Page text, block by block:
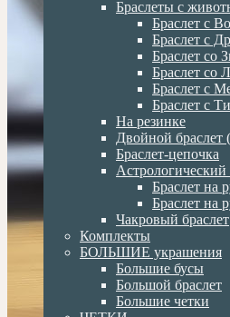
Браслеты с
Браслет с
Браслет с
Браслет со
Браслет со
Браслет с
Браслет с
На резинке
Двойной браслет
Браслет-цепочка
Астрологический
Браслет на
Браслет на
Чакровый браслет
Комплекты
БОЛЬШИЕ украшения
Большие бусы
Большой браслет
Большие четки